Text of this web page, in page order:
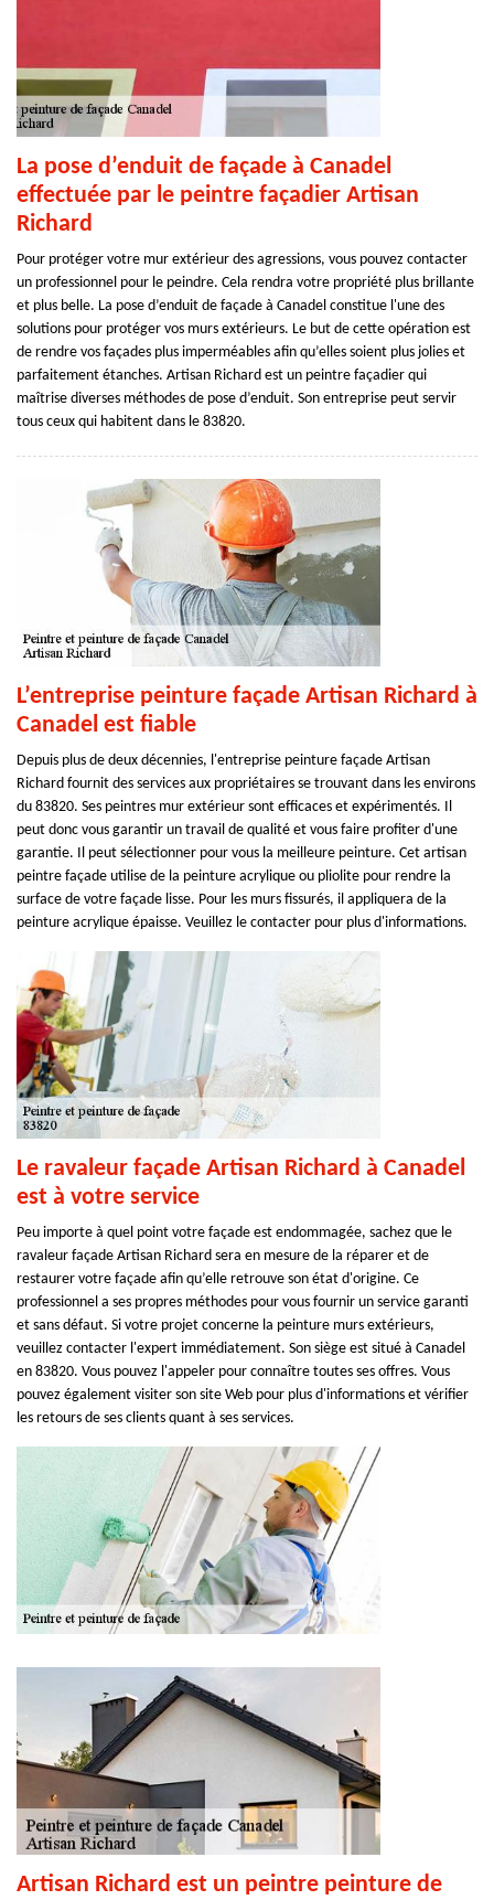
La pose d’enduit de façade à Canadel
effectuée par le peintre façadier Artisan
Richard
Pour protéger votre mur extérieur des agressions, vous pouvez contacter
un professionnel pour le peindre. Cela rendra votre propriété plus brillante
et plus belle. La pose d’enduit de façade à Canadel constitue l'une des
solutions pour protéger vos murs extérieurs. Le but de cette opération est
de rendre vos façades plus imperméables afin qu’elles soient plus jolies et
parfaitement étanches. Artisan Richard est un peintre façadier qui
maîtrise diverses méthodes de pose d’enduit. Son entreprise peut servir
tous ceux qui habitent dans le 83820.
L’entreprise peinture façade Artisan Richard à
Canadel est fiable
Depuis plus de deux décennies, l'entreprise peinture façade Artisan
Richard fournit des services aux propriétaires se trouvant dans les environs
du 83820. Ses peintres mur extérieur sont efficaces et expérimentés. Il
peut donc vous garantir un travail de qualité et vous faire profiter d'une
garantie. Il peut sélectionner pour vous la meilleure peinture. Cet artisan
peintre façade utilise de la peinture acrylique ou pliolite pour rendre la
surface de votre façade lisse. Pour les murs fissurés, il appliquera de la
peinture acrylique épaisse. Veuillez le contacter pour plus d'informations.
Le ravaleur façade Artisan Richard à Canadel
est à votre service
Peu importe à quel point votre façade est endommagée, sachez que le
ravaleur façade Artisan Richard sera en mesure de la réparer et de
restaurer votre façade afin qu’elle retrouve son état d'origine. Ce
professionnel a ses propres méthodes pour vous fournir un service garanti
et sans défaut. Si votre projet concerne la peinture murs extérieurs,
veuillez contacter l'expert immédiatement. Son siège est situé à Canadel
en 83820. Vous pouvez l'appeler pour connaître toutes ses offres. Vous
pouvez également visiter son site Web pour plus d'informations et vérifier
les retours de ses clients quant à ses services.
Artisan Richard est un peintre peinture de